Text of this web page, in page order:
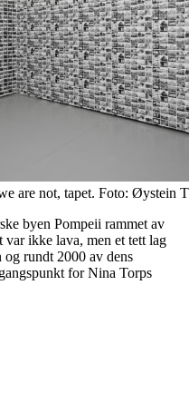
are not, tapet. Foto: Øystein
byen Pompeii rammet av
ikke lava, men et tett lag
og rundt 2000 av dens
for Nina Torps